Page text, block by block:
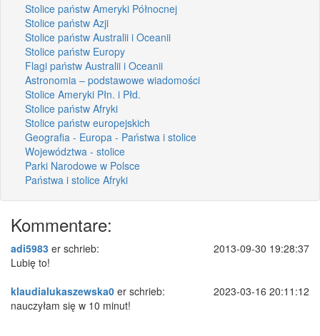
Stolice państw Ameryki Północnej
Stolice państw Azji
Stolice państw Australii i Oceanii
Stolice państw Europy
Flagi państw Australii i Oceanii
Astronomia – podstawowe wiadomości
Stolice Ameryki Płn. i Płd.
Stolice państw Afryki
Stolice państw europejskich
Geografia - Europa - Państwa i stolice
Województwa - stolice
Parki Narodowe w Polsce
Państwa i stolice Afryki
Kommentare:
adi5983 er schrieb:
2013-09-30 19:28:37
Lubię to!
klaudialukaszewska0 er schrieb:
2023-03-16 20:11:12
nauczyłam się w 10 minut!